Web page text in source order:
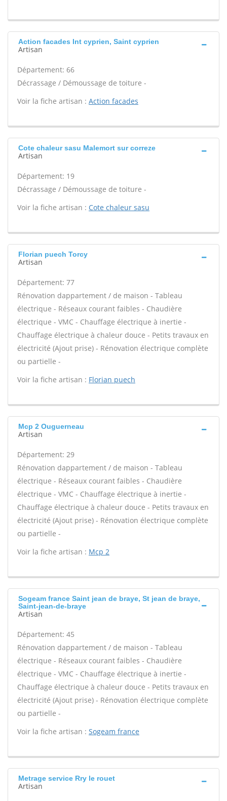
Action facades Int cyprien, Saint cyprien
Artisan
Département: 66
Décrassage / Démoussage de toiture -
Voir la fiche artisan : Action facades
Cote chaleur sasu Malemort sur correze
Artisan
Département: 19
Décrassage / Démoussage de toiture -
Voir la fiche artisan : Cote chaleur sasu
Florian puech Torcy
Artisan
Département: 77
Rénovation dappartement / de maison - Tableau
électrique - Réseaux courant faibles - Chaudière
électrique - VMC - Chauffage électrique à inertie -
Chauffage électrique à chaleur douce - Petits travaux en
électricité (Ajout prise) - Rénovation électrique complète
ou partielle -
Voir la fiche artisan : Florian puech
Mcp 2 Ouguerneau
Artisan
Département: 29
Rénovation dappartement / de maison - Tableau
électrique - Réseaux courant faibles - Chaudière
électrique - VMC - Chauffage électrique à inertie -
Chauffage électrique à chaleur douce - Petits travaux en
électricité (Ajout prise) - Rénovation électrique complète
ou partielle -
Voir la fiche artisan : Mcp 2
Sogeam france Saint jean de braye, St jean de braye,
Saint-jean-de-braye
Artisan
Département: 45
Rénovation dappartement / de maison - Tableau
électrique - Réseaux courant faibles - Chaudière
électrique - VMC - Chauffage électrique à inertie -
Chauffage électrique à chaleur douce - Petits travaux en
électricité (Ajout prise) - Rénovation électrique complète
ou partielle -
Voir la fiche artisan : Sogeam france
Metrage service Rry le rouet
Artisan